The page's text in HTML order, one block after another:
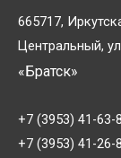
665717,
Центральный,
«Братск»
+7 (3953) 41-
+7 (3953) 41-